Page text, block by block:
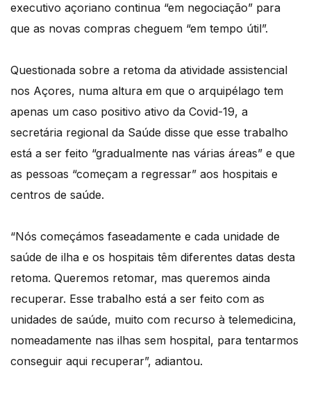
executivo açoriano continua “em negociação” para
que as novas compras cheguem “em tempo útil”.
Questionada sobre a retoma da atividade assistencial
nos Açores, numa altura em que o arquipélago tem
apenas um caso positivo ativo da Covid-19, a
secretária regional da Saúde disse que esse trabalho
está a ser feito “gradualmente nas várias áreas” e que
as pessoas “começam a regressar” aos hospitais e
centros de saúde.
“Nós começámos faseadamente e cada unidade de
saúde de ilha e os hospitais têm diferentes datas desta
retoma. Queremos retomar, mas queremos ainda
recuperar. Esse trabalho está a ser feito com as
unidades de saúde, muito com recurso à telemedicina,
nomeadamente nas ilhas sem hospital, para tentarmos
conseguir aqui recuperar”, adiantou.